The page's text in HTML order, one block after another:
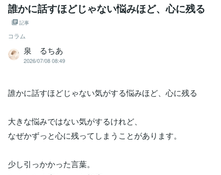
誰かに話すほどじゃない悩みほど、心に残る
記事
コラム
泉 るちあ
2026/07/08 08:49
誰かに話すほどじゃない気がする悩みほど、心に残る
大きな悩みではない気がするけれど、
なぜかずっと心に残ってしまうことがあります。
少し引っかかった言葉。